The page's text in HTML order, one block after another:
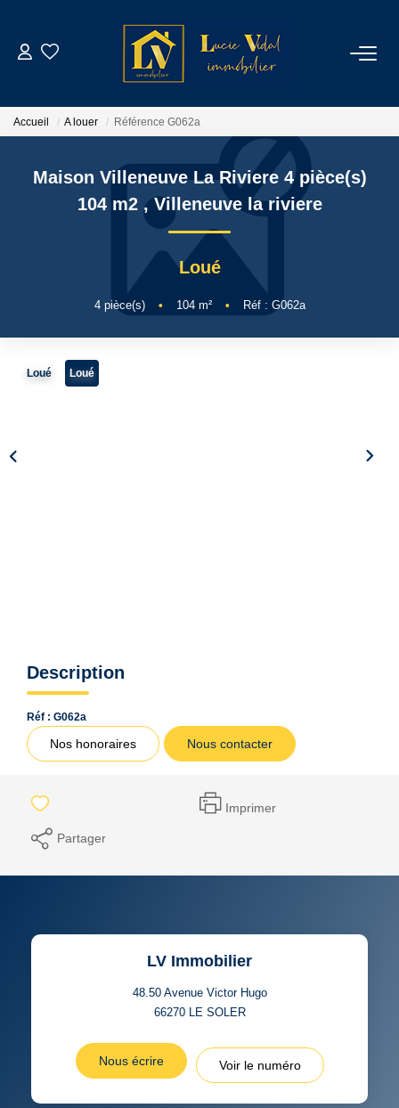
LOUER
GESTION LOCATIVE
ESTIMATION
CONTACT
Accueil A louer Référence G062a
Maison Villeneuve La Riviere 4 pièce(s)
104 m2 ,Villeneuve la riviere
Loué
4pièce(s) • 104m² • Réf : G062a
Loué Loué
Description
Réf : G062a
Nos honoraires Nous contacter
Imprimer
Partager
LV Immobilier
48.50 Avenue Victor Hugo
66270 LE SOLER
Nous écrire Voir le numéro